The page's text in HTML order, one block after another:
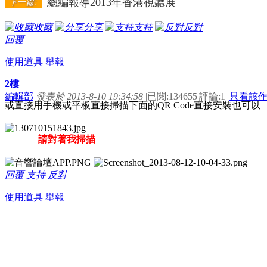
下一篇:
收藏 分享 支持
反對
回覆
使用道具 舉報
2樓
編輯部 發表於 2013-8-10 19:34:58 |已閱:134655|評論:1 | 只看該
或直接用手機或平板直接掃描下面的QR Code直接安裝也可以
請對著我掃描
回覆 支持 反對
使用道具 舉報